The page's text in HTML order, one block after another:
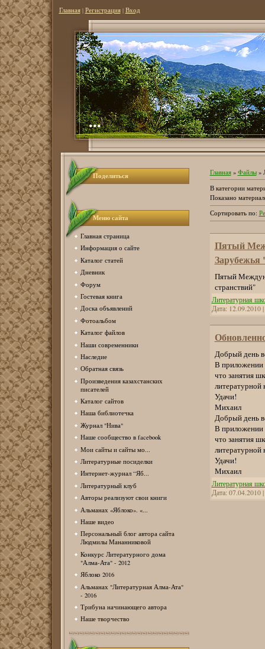
Главная| Регистрация| Вход
...
Поделиться
Меню сайта
Главная страница
Информация о сайте
Каталог статей
Дневник
Форум
Гостевая книга
Доска объявлений
Фотоальбом
Каталог файлов
Наши современники
Наследие
Обратная связь
Произведения казахстанских
писателей
Каталог сайтов
Наша библиотечка
Журнал "Нива"
Наше сообщество в facebook
Мои сайты и сайты мо...
Литературные посиделки
Интернет-журнал “Яб...
Литературный клуб
Авторы реализуют свои книги
Альманах «Яблоко». «...
Наше видео
Персональный блог автора сайта
Людмилы Мананниковой
Конкурс Литературного дома
"Алма-Ата" - 2012
Яблоко 2016
Альманах "Литературная Алма-Ата"
- 2016
Трибуна начинающего автора
Наше творчество
Главная» Файлы»
В категории
Показано
Сортировать по:
Пятый
Зарубежья
Пятый
странствий"
Литературная
Дата: 12.09.2010|
Добрый день
В приложении
что занятия
литературной
Удачи!
Михаил
Добрый день
В приложении
что занятия
литературной
Удачи!
Михаил
Литературная
Дата: 07.04.2010|